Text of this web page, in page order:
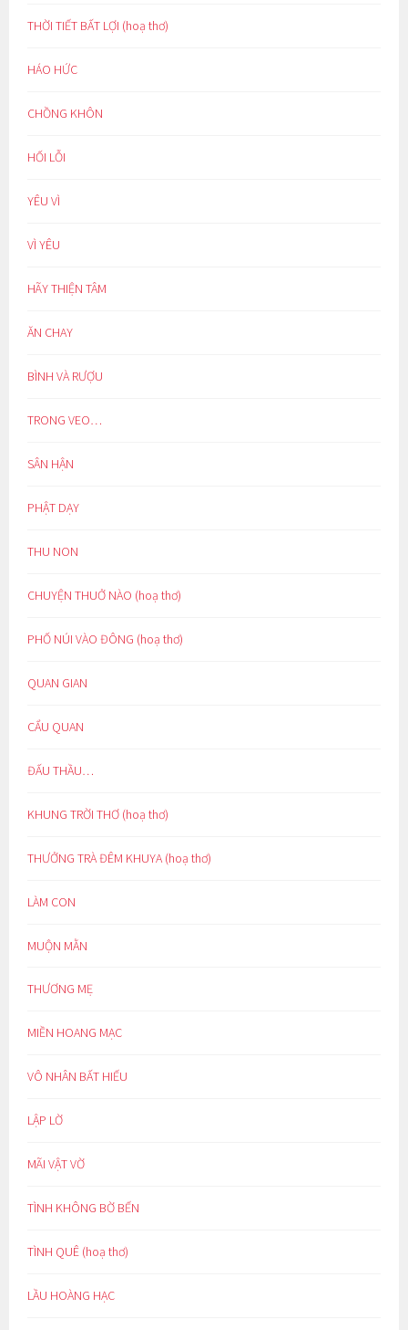
THỜI TIẾT BẤT LỢI (hoạ thơ)
HÁO HỨC
CHỒNG KHÔN
HỐI LỖI
YÊU VÌ
VÌ YÊU
HÃY THIỆN TÂM
ĂN CHAY
BÌNH VÀ RƯỢU
TRONG VEO…
SÂN HẬN
PHẬT DẠY
THU NON
CHUYỆN THUỞ NÀO (hoạ thơ)
PHỐ NÚI VÀO ĐÔNG (hoạ thơ)
QUAN GIAN
CẨU QUAN
ĐẤU THẦU…
KHUNG TRỜI THƠ (hoạ thơ)
THƯỞNG TRÀ ĐÊM KHUYA (hoạ thơ)
LÀM CON
MUỘN MẰN
THƯƠNG MẸ
MIỀN HOANG MẠC
VÔ NHÂN BẤT HIẾU
LẬP LỜ
MÃI VẬT VỜ
TÌNH KHÔNG BỜ BẾN
TÌNH QUÊ (hoạ thơ)
LẦU HOÀNG HẠC